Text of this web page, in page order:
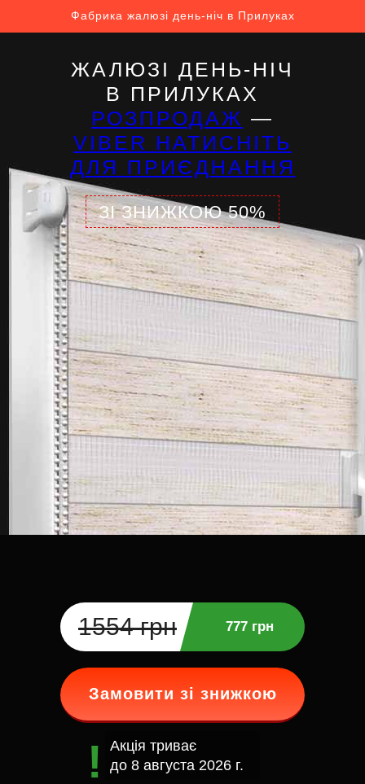
Фабрика жалюзі день-ніч в Прилуках
ЖАЛЮЗІ ДЕНЬ-НІЧ
В ПРИЛУКАХ
РОЗПРОДАЖ —
VIBER НАТИСНІТЬ
ДЛЯ ПРИЄДНАННЯ
ЗІ ЗНИЖКОЮ 50%
1554 грн 777 грн
Замовити зі знижкою
Акція триває
до 8 августа 2026 г.